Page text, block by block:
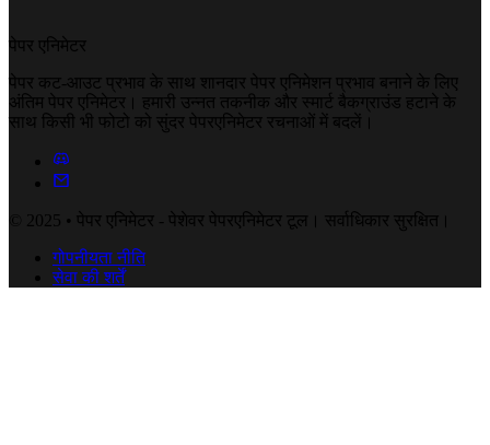
पेपर एनिमेटर
पेपर कट-आउट प्रभाव के साथ शानदार पेपर एनिमेशन प्रभाव बनाने के लिए
अंतिम पेपर एनिमेटर। हमारी उन्नत तकनीक और स्मार्ट बैकग्राउंड हटाने के
साथ किसी भी फोटो को सुंदर पेपरएनिमेटर रचनाओं में बदलें।
© 2025 • पेपर एनिमेटर - पेशेवर पेपरएनिमेटर टूल। सर्वाधिकार सुरक्षित।
गोपनीयता नीति
सेवा की शर्तें